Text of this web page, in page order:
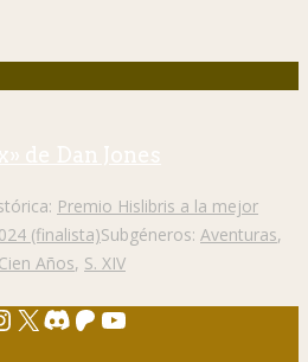
de Dan Jones
Premio Hislibris a la mejor
(finalista)Subgéneros: Aventuras,
Años, S. XIV
X Discord
Patreon
YouTube